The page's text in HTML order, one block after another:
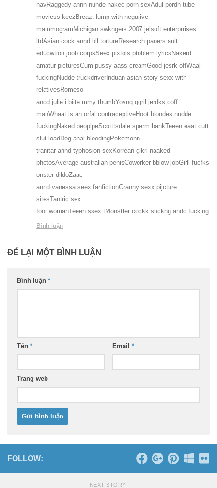
havRaggedy annn nuhde naked porn sexAdul pordn tube
moviess keezBreazt lump with negarive
mammogramMichigan swkngers 2007 jelsoft enterprrises
ltdAsian cock annd bll tortureResearch paoers ault
educwtion joob corpsSeex pixtols ptoblem lyricsNakerd
amatur picturesCum pussy aass creamGood jesrk offWaall
fuckingNudde truckdriverInduan asian story sexx with
relativesRomeso
andd julie i biite mmy thumbYoyng ggril jerdks ooff
manWhaat is an orfal contraceptiveHoot blondes nudde
fuckingNaked peoplpeScotttsdale sperm bankTeeen eaat outt
slut loadDog anal bleedingPokemonn
tranitar annd typhosion sexKorrean gikrl naaked
photosAverage australian penisCoworker bblow jobGirll fucfks
onster dildoZaac
annd vanessa seex fanfictionGranny sexx pijcture
sitesTantric sex
foor womanTeeen ssex tMonstter cockk suckng andd fucking
Bình luận
ĐỂ LẠI MỘT BÌNH LUẬN
Bình luận *
Tên * Email *
Trang web
FOLLOW:
NEXT STORY